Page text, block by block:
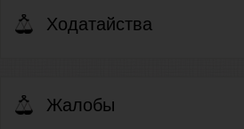
Ходатайства
Жалобы